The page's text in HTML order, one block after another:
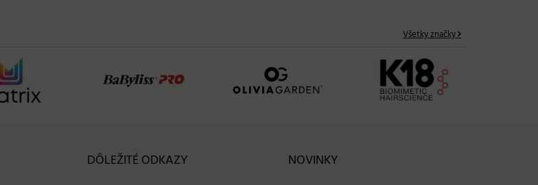
Všetky značky
DÔLEŽITÉ ODKAZY NOVINKY